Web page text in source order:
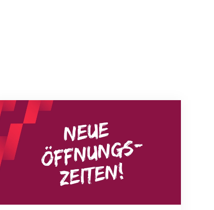
Neue Empfangszeiten ab 1. August 2026